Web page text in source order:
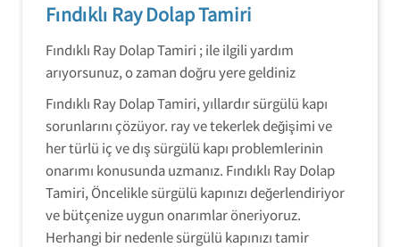
Fındıklı Ray Dolap Tamiri
Fındıklı Ray Dolap Tamiri ; ile ilgili yardım
arıyorsunuz, o zaman doğru yere geldiniz
Fındıklı Ray Dolap Tamiri, yıllardır sürgülü kapı
sorunlarını çözüyor. ray ve tekerlek değişimi ve
her türlü iç ve dış sürgülü kapı problemlerinin
onarımı konusunda uzmanız. Fındıklı Ray Dolap
Tamiri, Öncelikle sürgülü kapınızı değerlendiriyor
ve bütçenize uygun onarımlar öneriyoruz.
Herhangi bir nedenle sürgülü kapınızı tamir